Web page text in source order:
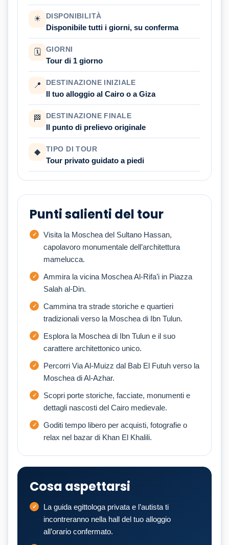
☀ DISPONIBILITÀ
Disponibile tutti i giorni, su conferma
🗓 GIORNI
Tour di 1 giorno
📍 DESTINAZIONE INIZIALE
Il tuo alloggio al Cairo o a Giza
🏁 DESTINAZIONE FINALE
Il punto di prelievo originale
◆ TIPO DI TOUR
Tour privato guidato a piedi
Punti salienti del tour
Visita la Moschea del Sultano Hassan,
capolavoro monumentale dell’architettura
mamelucca.
Ammira la vicina Moschea Al-Rifa’i in Piazza
Salah al-Din.
Cammina tra strade storiche e quartieri
tradizionali verso la Moschea di Ibn Tulun.
Esplora la Moschea di Ibn Tulun e il suo
carattere architettonico unico.
Percorri Via Al-Muizz dal Bab El Futuh verso la
Moschea di Al-Azhar.
Scopri porte storiche, facciate, monumenti e
dettagli nascosti del Cairo medievale.
Goditi tempo libero per acquisti, fotografie o
relax nel bazar di Khan El Khalili.
Cosa aspettarsi
La guida egittologa privata e l’autista ti
incontreranno nella hall del tuo alloggio
all’orario confermato.